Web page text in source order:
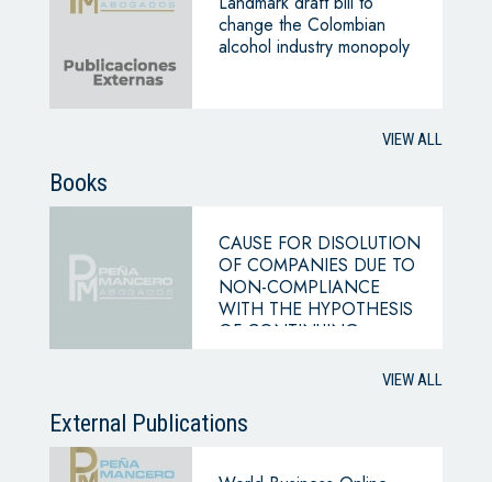
change the Colombian
alcohol industry monopoly
VIEW ALL
Books
CAUSE FOR DISOLUTION
OF COMPANIES DUE TO
NON-COMPLIANCE
WITH THE HYPOTHESIS
OF CONTINUING
VIEW ALL
External Publications